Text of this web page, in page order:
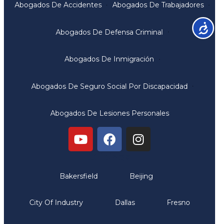
Abogados De Accidentes Abogados De Trabajadores
Abogados De Defensa Criminal
Abogados De Inmigración
Abogados De Seguro Social Por Discapacidad
Abogados De Lesiones Personales
Bakersfield Beijing
City Of Industry Dallas Fresno